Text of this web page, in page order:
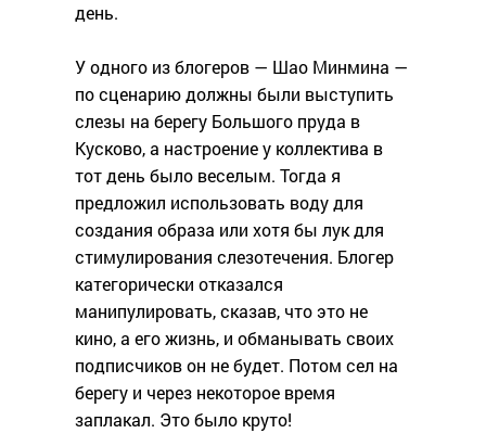
день.
У одного из блогеров — Шао Минмина —
по сценарию должны были выступить
слезы на берегу Большого пруда в
Кусково, а настроение у коллектива в
тот день было веселым. Тогда я
предложил использовать воду для
создания образа или хотя бы лук для
стимулирования слезотечения. Блогер
категорически отказался
манипулировать, сказав, что это не
кино, а его жизнь, и обманывать своих
подписчиков он не будет. Потом сел на
берегу и через некоторое время
заплакал. Это было круто!